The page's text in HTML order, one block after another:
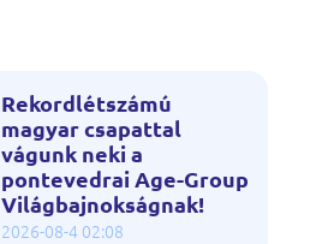
Rekordlétszámú
magyar csapattal
vágunk neki a
pontevedrai Age-Group
Világbajnokságnak!
2026-08-4 02:08